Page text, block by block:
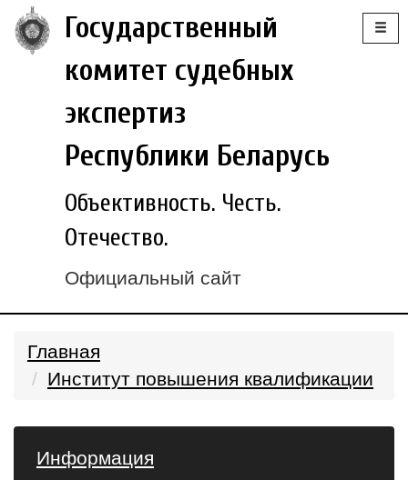
Государственный
комитет судебных
экспертиз
Республики Беларусь
Объективность. Честь.
Отечество.
Официальный сайт
Главная
Институт повышения квалификации
Информация